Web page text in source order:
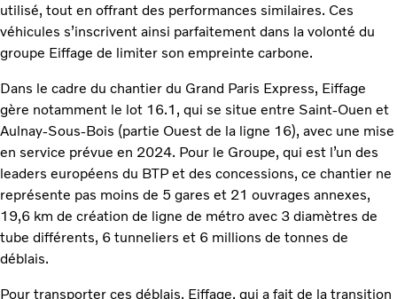
utilisé, tout en offrant des performances similaires. Ces
véhicules s’inscrivent ainsi parfaitement dans la volonté du
groupe Eiffage de limiter son empreinte carbone.
Dans le cadre du chantier du Grand Paris Express, Eiffage
gère notamment le lot 16.1, qui se situe entre Saint-Ouen et
Aulnay-Sous-Bois (partie Ouest de la ligne 16), avec une mise
en service prévue en 2024. Pour le Groupe, qui est l’un des
leaders européens du BTP et des concessions, ce chantier ne
représente pas moins de 5 gares et 21 ouvrages annexes,
19,6 km de création de ligne de métro avec 3 diamètres de
tube différents, 6 tunneliers et 6 millions de tonnes de
déblais.
Pour transporter ces déblais, Eiffage, qui a fait de la transition